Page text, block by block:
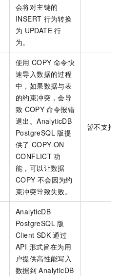
会将对主键的
INSERT 行为转换
为 UPDATE 行
为。
使用 COPY 命令快
速导入数据的过程
中，如果数据与表
的约束冲突，会导
致 COPY 命令报错
退出。AnalyticDB
PostgreSQL 版提
供了 COPY ON
CONFLICT 功
能，可以让数据
COPY 不会因为约
束冲突导致失败。
暂不支持
AnalyticDB
PostgreSQL 版
Client SDK 通过
API 形式旨在为用
户提供高性能写入
数据到 AnalyticDB